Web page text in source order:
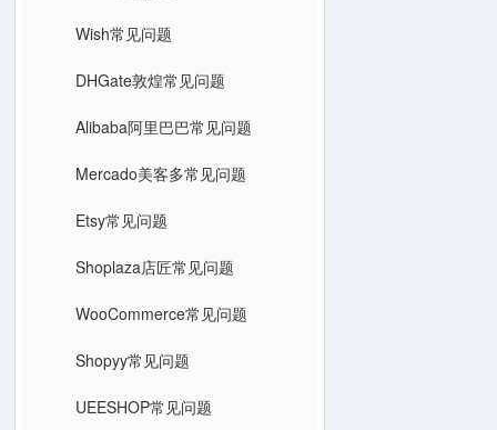
Wish常见问题
DHGate敦煌常见问题
Alibaba阿里巴巴常见问题
Mercado美客多常见问题
Etsy常见问题
Shoplaza店匠常见问题
WooCommerce常见问题
Shopyy常见问题
UEESHOP常见问题